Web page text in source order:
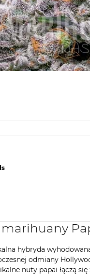
hybryda
odmiany
nuty papai łączą